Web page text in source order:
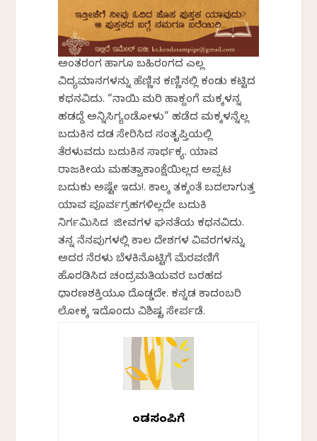
ಅಂತರಂಗ ಹಾಗೂ ಬಹಿರಂಗದ ಎಲ್ಲ
ವಿದ್ಯಮಾನಗಳನ್ನು ಹೆಣ್ಣಿನ ಕಣ್ಣಿನಲ್ಲಿ ಕಂಡು ಕಟ್ಟಿದ
ಕಥನವಿದು. “ನಾಯಿ ಮರಿ ಹಾಕ್ದಂಗೆ ಮಕ್ಕಳನ್ನ
ಹಡದ್ದೆ ಅನ್ನಿಸಿಗ್ಯಂಡೋಳು” ಹಡೆದ ಮಕ್ಕಳನ್ನೆಲ್ಲ
ಬದುಕಿನ ದಡ ಸೇರಿಸಿದ ಸಂತೃಪ್ತಿಯಲ್ಲಿ
ತೆರಳುವದು ಬದುಕಿನ ಸಾರ್ಥಕ್ಯ. ಯಾವ
ರಾಜಕೀಯ ಮಹತ್ವಾಕಾಂಕ್ಷೆಯಿಲ್ಲದ ಅಪ್ಪಟ
ಬದುಕು ಅಷ್ಟೇ ಇದು!. ಕಾಲಕ್ಕೆ ತಕ್ಕಂತೆ ಬದಲಾಗುತ್ತ
ಯಾವ ಪೂರ್ವಗ್ರಹಗಳಿಲ್ಲದೇ ಬದುಕಿ
ನಿರ್ಗಮಿಸಿದ ಜೀವಗಳ ಘನತೆಯ ಕಥನವಿದು.
ತನ್ನ ನೆನಪುಗಳಲ್ಲಿ ಕಾಲ ದೇಶಗಳ ವಿವರಗಳನ್ನು
ಅದರ ನೆರಳು ಬೆಳಕಿನೊಟ್ಟಿಗೆ ಮೆರವಣಿಗೆ
ಹೊರಡಿಸಿದ ಚಂದ್ರಮತಿಯವರ ಬರಹದ
ಧಾರಣಶಕ್ತಿಯೂ ದೊಡ್ಡದೇ. ಕನ್ನಡ ಕಾದಂಬರಿ
ಲೋಕಕ್ಕೆ ಇದೊಂದು ವಿಶಿಷ್ಟ ಸೇರ್ಪಡೆ.
ಕೆಂಡಸಂಪಿಗೆ